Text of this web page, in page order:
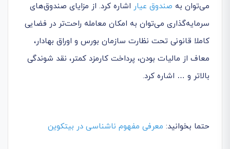
می‌توان به صندوق عیار اشاره کرد. از مزایای صندوق‌های
سرمایه‌گذاری می‌توان به امکان معامله راحت‌تر در فضایی
کاملا قانونی تحت نظارت سازمان بورس و اوراق بهادار،
معاف از مالیات بودن، پرداخت کارمزد کمتر، نقد شوندگی
بالاتر و … اشاره کرد.
حتما بخوانید: معرفی مفهوم ناشناسی در بیتکوین